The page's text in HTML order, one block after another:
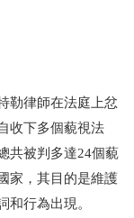
勒律師在法庭上忿
收下多個藐視法
共被判多達24個藐
家，其目的是維護
和行為出現。